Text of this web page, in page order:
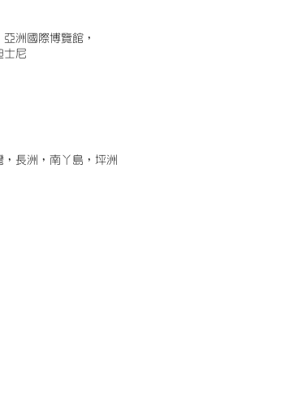
洲國際博覽館，
士尼
長洲，南丫島，坪洲